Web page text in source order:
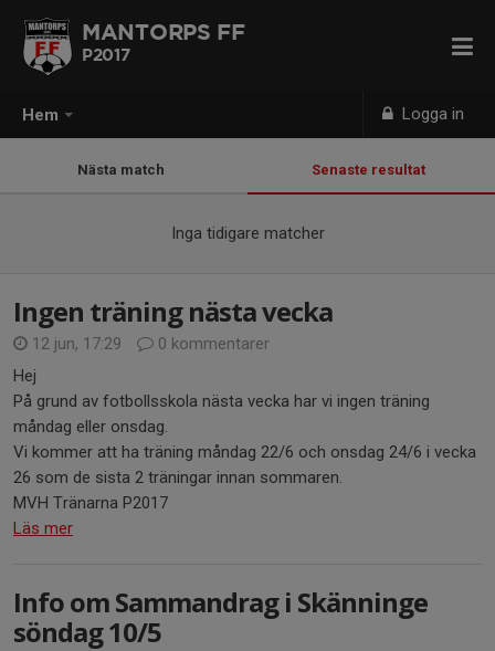
Hem Logga in
MANTORPS FF
P2017
Nästa match Senaste resultat
Inga tidigare matcher
Ingen träning nästa vecka
12 jun, 17:29
0 kommentarer
Hej
På grund av fotbollsskola nästa vecka har vi ingen träning
måndag eller onsdag.
Vi kommer att ha träning måndag 22/6 och onsdag 24/6 i vecka
26 som de sista 2 träningar innan sommaren.
MVH Tränarna P2017
Läs mer
Info om Sammandrag i Skänninge
söndag 10/5